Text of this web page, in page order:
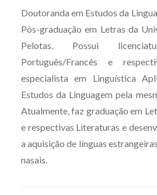
Doutoranda em Estudos da
Pós-graduação em Letras da
Pelotas. Possui
Português/Francês e
especialista em Linguística
Estudos da Linguagem pela
Atualmente, faz graduação em
e respectivas Literaturas e
a aquisição de línguas
nasais.